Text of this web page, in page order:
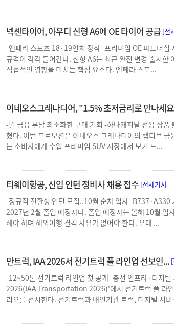
넥센타이어, 아우디 신형 A6에 OE 타이어 공급 [전
-엔페라 스포츠 18·19인치 장착 -프리미엄 OE 파트너십
규격이 각각 들어간다. 신형 A6는 최근 완전 변경 출시한
직접적인 영향을 미치는 핵심 요소다. 엔페라 스포...
이네오스그레나디어, "1.5% 초저금리로 만나세
-월 금융 부담 최소화한 구매 기회 -하나캐피탈 전용 상품
혔다. 이번 프로모션은 이네오스 그레나디어의 캡티브
는 소비자에게 수입 프리미엄 SUV 시장에서 보기 드...
티웨이항공, 신입 인턴 정비사 채용 접수 [전체기사]
-정규직 전환형 인턴 모집..10월 순차 입사 -B737·A330
2027년 2월 졸업 예정자다. 졸업 예정자는 올해 10월 입
해야 하며 해외여행 결격 사유가 없어야 한다. 우대 ...
만트럭, IAA 2026서 전기트럭 풀 라인업 선보인...
-12~50톤 전기트럭 라인업 첫 공개 -충전 인프라·디지
2026(IAA Transportation 2026)'에서 전기트럭 풀 라
리오를 전시한다. 전기트럭과 내연기관 트럭, 디지털 서비